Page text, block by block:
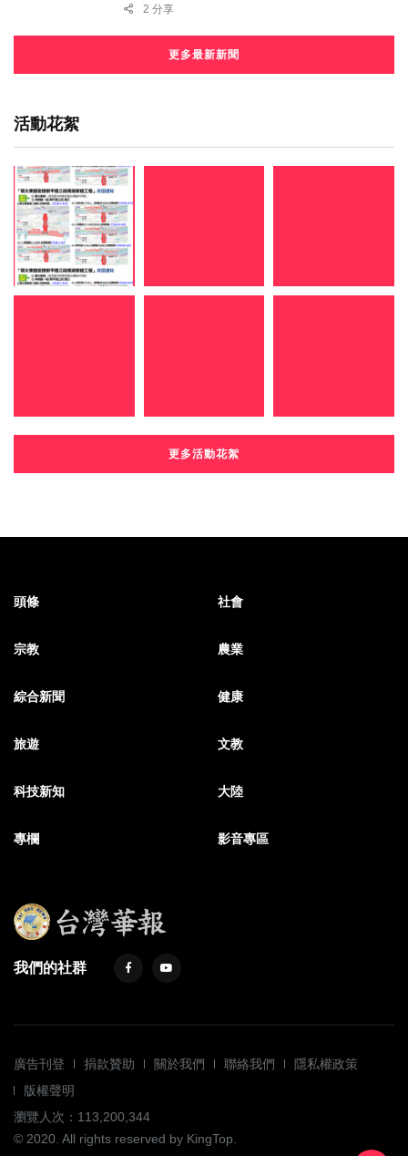
2 分享
更多最新新聞
活動花絮
更多活動花絮
頭條 社會
宗教 農業
綜合新聞 健康
旅遊 文教
科技新知 大陸
專欄 影音專區
我們的社群
廣告刊登 捐款贊助 關於我們 聯絡我們
隱私權政策
版權聲明
瀏覽人次：113,200,344
© 2020. All rights reserved by KingTop.